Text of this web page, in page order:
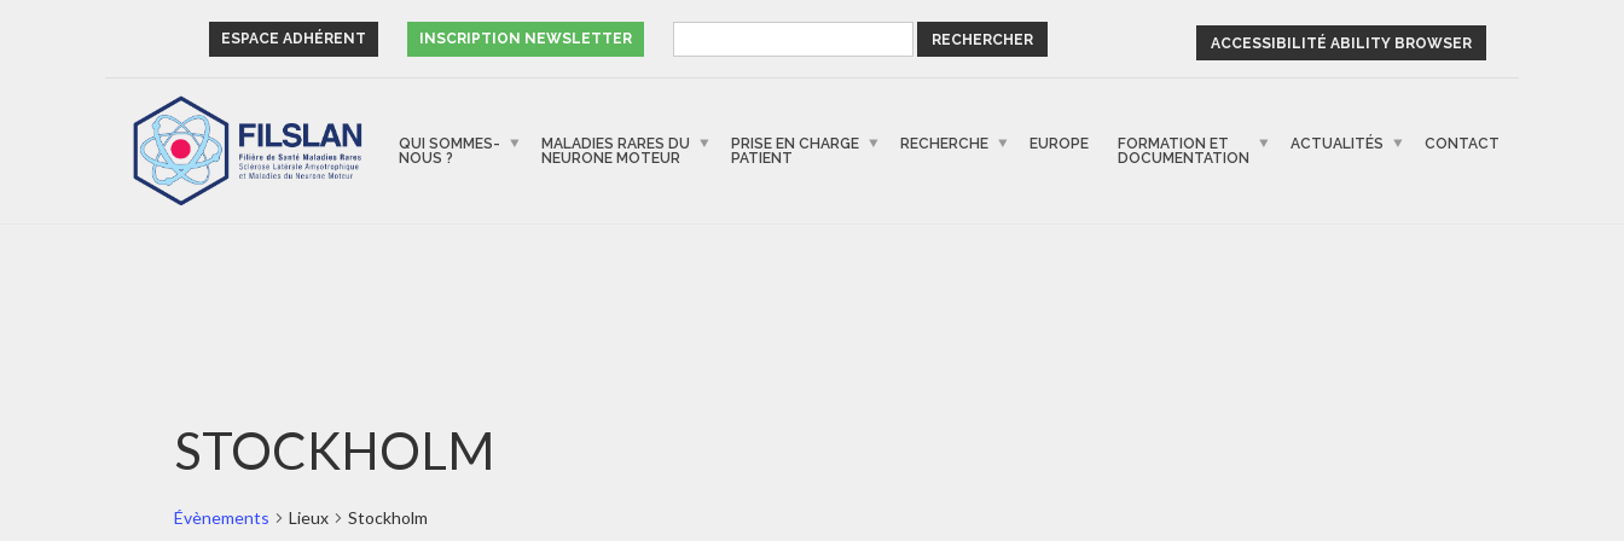
ESPACE ADHÉRENT INSCRIPTION NEWSLETTER ACCESSIBILITÉ ABILITY BROWSER
QUI SOMMES-
NOUS ?
MALADIES RARES DU
NEURONE MOTEUR
PRISE EN CHARGE
PATIENT
RECHERCHE EUROPE
FORMATION ET
DOCUMENTATION
ACTUALITÉS CONTACT
STOCKHOLM
Évènements Lieux Stockholm